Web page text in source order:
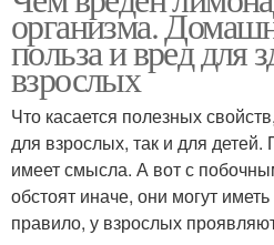
организма.
польза и вред для
взрослых
Что касается полезных
для взрослых, так и для детей.
имеет смысла. А вот с
обстоят иначе, они могут
правило, у взрослых